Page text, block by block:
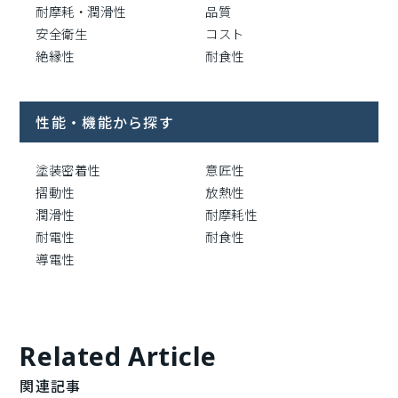
耐摩耗・潤滑性
品質
安全衛生
コスト
絶縁性
耐食性
性能・機能から探す
塗装密着性
意匠性
摺動性
放熱性
潤滑性
耐摩耗性
耐電性
耐食性
導電性
Related Article
関連記事